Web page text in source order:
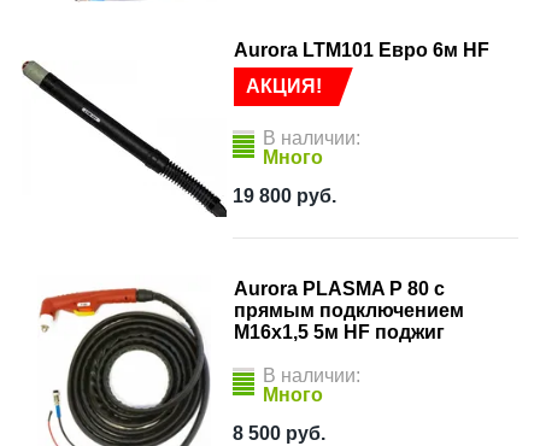
АКЦИЯ!
Aurora LTM101 Евро 6м HF
В наличии:
Много
19 800 руб.
Aurora PLASMA P 80 с
прямым подключением
M16x1,5 5м HF поджиг
В наличии:
Много
8 500 руб.